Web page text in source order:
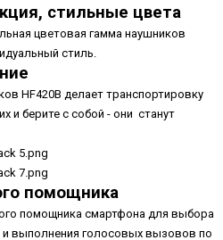
стильные цвета
цветовая гамма наушников
стиль.
HF420B делает транспортировку
и берите с собой - они станут
помощника
помощника смартфона для выбора
и выполнения голосовых вызовов по